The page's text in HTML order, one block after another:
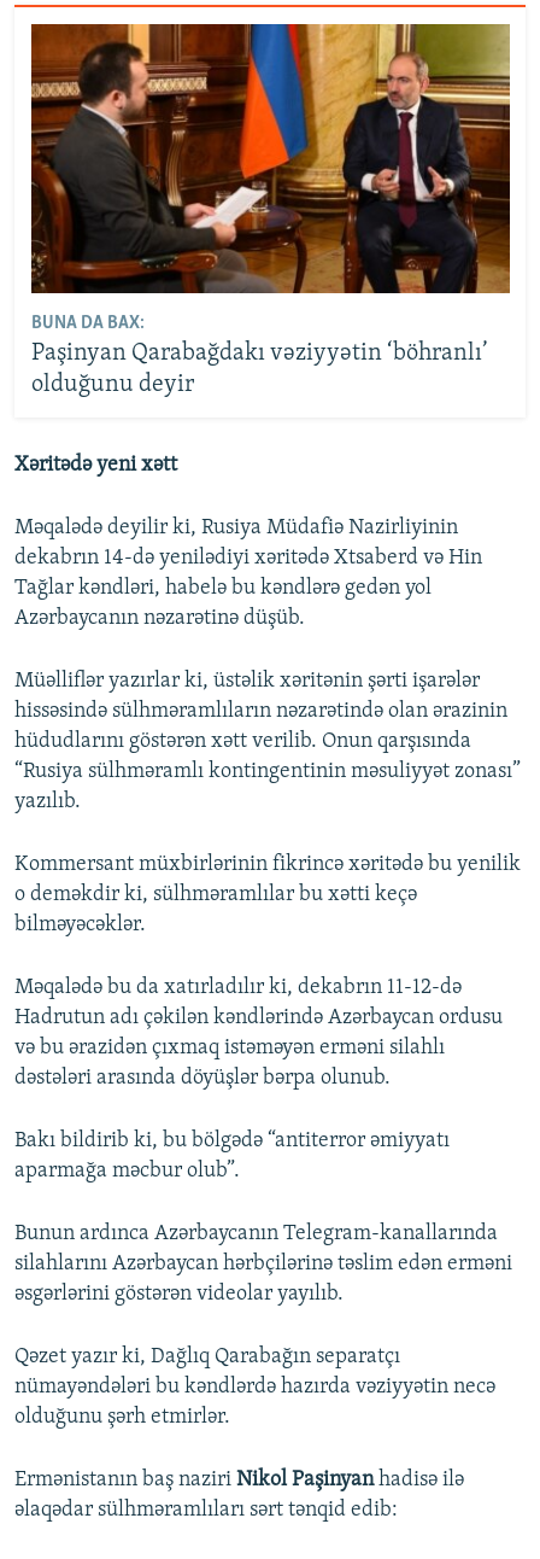
BUNA DA BAX:
Paşinyan Qarabağdakı vəziyyətin ‘böhranlı’
olduğunu deyir
Xəritədə yeni xətt
Məqalədə deyilir ki, Rusiya Müdafiə Nazirliyinin
dekabrın 14-də yenilədiyi xəritədə Xtsaberd və Hin
Tağlar kəndləri, habelə bu kəndlərə gedən yol
Azərbaycanın nəzarətinə düşüb.
Müəlliflər yazırlar ki, üstəlik xəritənin şərti işarələr
hissəsində sülhməramlıların nəzarətində olan ərazinin
hüdudlarını göstərən xətt verilib. Onun qarşısında
“Rusiya sülhməramlı kontingentinin məsuliyyət zonası”
yazılıb.
Kommersant müxbirlərinin fikrincə xəritədə bu yenilik
o deməkdir ki, sülhməramlılar bu xətti keçə
bilməyəcəklər.
Məqalədə bu da xatırladılır ki, dekabrın 11-12-də
Hadrutun adı çəkilən kəndlərində Azərbaycan ordusu
və bu ərazidən çıxmaq istəməyən erməni silahlı
dəstələri arasında döyüşlər bərpa olunub.
Bakı bildirib ki, bu bölgədə “antiterror əmiyyatı
aparmağa məcbur olub”.
Bunun ardınca Azərbaycanın Telegram-kanallarında
silahlarını Azərbaycan hərbçilərinə təslim edən erməni
əsgərlərini göstərən videolar yayılıb.
Qəzet yazır ki, Dağlıq Qarabağın separatçı
nümayəndələri bu kəndlərdə hazırda vəziyyətin necə
olduğunu şərh etmirlər.
Ermənistanın baş naziri Nikol Paşinyanhadisə ilə
əlaqədar sülhməramlıları sərt tənqid edib: